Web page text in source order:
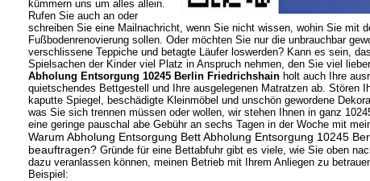
kümmern uns um alles allein.
Rufen Sie auch an oder
schreiben Sie eine Mailnachricht, wenn Sie nicht wissen, wohin Sie mit
Fußbodenrenovierung sollen. Oder möchten Sie nur die unbrauchbar
verschlissene Teppiche und betagte Läufer loswerden? Kann es sein,
Spielsachen der Kinder viel Platz in Anspruch nehmen, den Sie viel
Abholung Entsorgung 10245 Berlin Friedrichshain holt auch Ihre
quietschendes Bettgestell und Ihre ausgelegenen Matratzen ab. Stören
kaputte Spiegel, beschädigte Kleinmöbel und unschön gewordene
was Sie sich trennen müssen oder wollen, wir stehen Ihnen in ganz
eine geringe pauschal abe Gebühr an sechs Tagen in der Woche mit
Warum Abholung Entsorgung Bett Abholung Entsorgung 10245
beauftragen? Gründe für eine Bettabfuhr gibt es viele, wie Sie oben
dazu veranlassen können, meinen Betrieb mit Ihrem Anliegen zu
Beispiel: